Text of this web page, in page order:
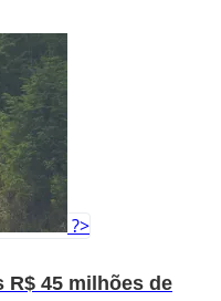
?>
R$ 45 milhões de